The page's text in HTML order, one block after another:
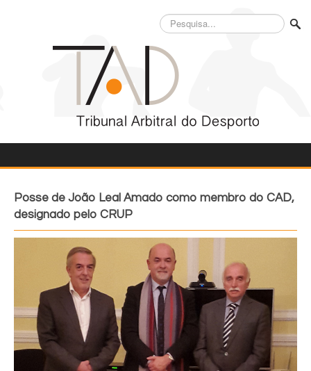
Pesquisa...
Posse de João Leal Amado como membro do CAD,
designado pelo CRUP